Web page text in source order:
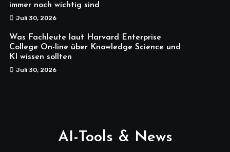
immer noch wichtig sind
Juli 30, 2026
Was Fachleute laut Harvard Enterprise
College On-line über Knowledge Science und
KI wissen sollten
Juli 30, 2026
AI-Tools & News